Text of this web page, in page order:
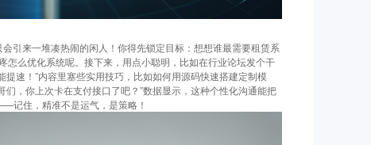
来一堆凑热闹的闲人！你得先锁定目标：想想谁最需要租赁系
么优化系统呢。接下来，用点小聪明，比如在行业论坛发个干
速！”内容里塞些实用技巧，比如如何用源码快速搭建定制模
，你上次卡在支付接口了吧？”数据显示，这种个性化沟通能把
记住，精准不是运气，是策略！